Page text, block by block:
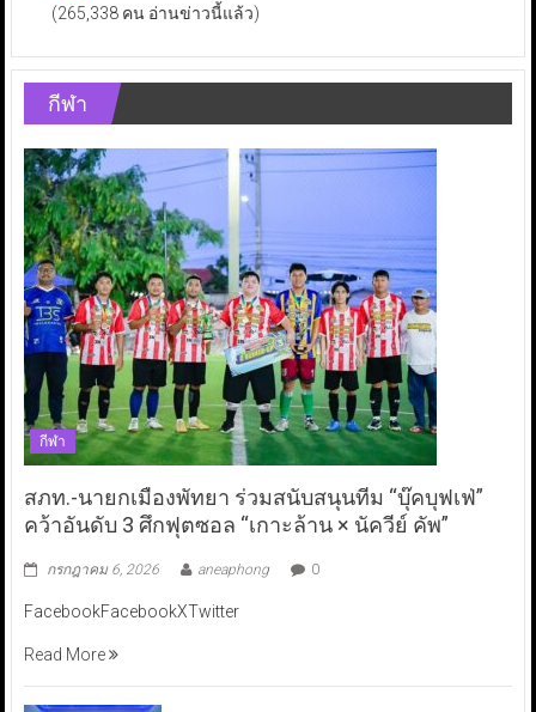
(265,338 คน อ่านข่าวนี้แล้ว)
กีฬา
กีฬา
สภท.-นายกเมืองพัทยา ร่วมสนับสนุนทีม “บุ๊คบุฟเฟ่”
คว้าอันดับ 3 ศึกฟุตซอล “เกาะล้าน × นัควีย์ คัพ”
กรกฎาคม 6, 2026 aneaphong 0
FacebookFacebookXTwitter
Read More